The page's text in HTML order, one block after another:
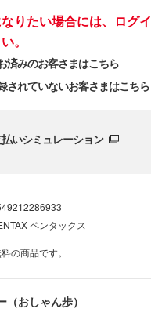
りたい場合には、ログイ
。
済みのお客さまはこちら
されていないお客さまはこちら
いシミュレーション
ペンタックス
の商品です。
（おしゃん歩）